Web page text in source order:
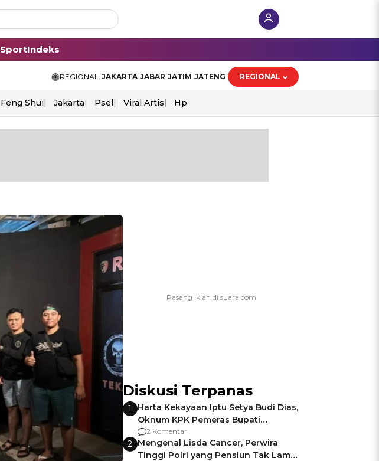
SportIndeks
REGIONAL: JAKARTA JABAR JATIM JATENG REGIONAL
Feng Shui Jakarta Psel Viral Artis Hp
Diskusi Terpanas
1
Harta Kekayaan Iptu Setya Budi Dias,
Oknum KPK Pemeras Bupati
Pemalang
2 Komentar
2 Mengenal Lisda Cancer, Perwira
Tinggi Polri yang Pensiun Tak Lama